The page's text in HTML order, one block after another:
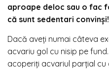
aproape deloc sau o fac
că sunt sedentari convinși!
Dacă aveți numai câteva
acvariu gol cu nisip pe
acoperiți acvariul parțial